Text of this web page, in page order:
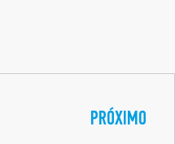
PRÓXIMO